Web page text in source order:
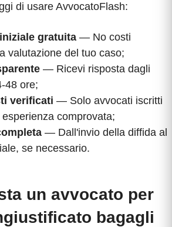
di usare AvvocatoFlash:
gratuita — No costi
valutazione del tuo caso;
— Ricevi risposta dagli
48 ore;
verificati — Solo avvocati iscritti
comprovata;
— Dall'invio della diffida al
se necessario.
un avvocato per
bagagli